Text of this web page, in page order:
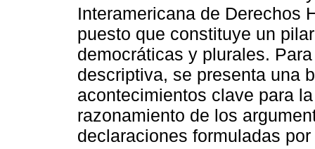
Interamericana de Derechos
puesto que constituye un
democráticas y plurales.
descriptiva, se presenta una
acontecimientos clave para
razonamiento de los
declaraciones formuladas